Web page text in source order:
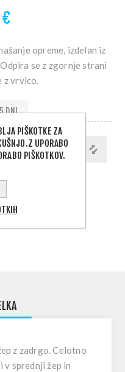
opreme, izdelan iz
se z zgornje strani
z vrvico.
DNI
KOŠARICO
z zadrgo. Celotno
sprednji žep in
PIŠKOTKE ZA
UPORABO
PIŠKOTKOV.